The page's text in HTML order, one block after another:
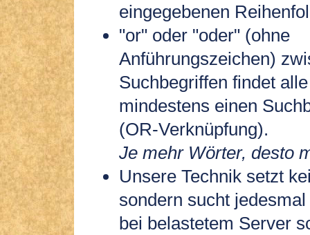
eingegebenen
"or" oder "oder" (ohne
Anführungszeichen)
Suchbegriffen findet
mindestens einen
(OR-Verknüpfung).
Je mehr Wörter, desto
Unsere Technik setzt
sondern sucht
bei belastetem Server